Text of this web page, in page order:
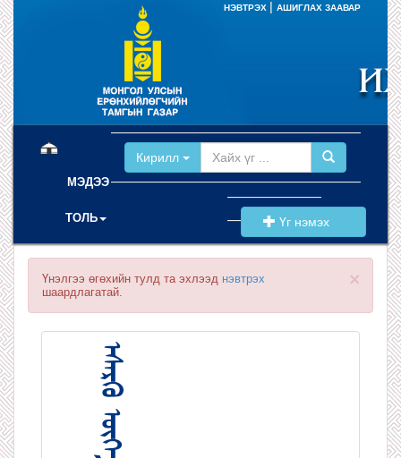
НЭВТРЭХ АШИГЛАХ ЗААВАР
МЭДЭЭ
ТОЛЬ
Кирилл
Үг нэмэх
×
Үнэлгээ өгөхийн тулд та эхлээд нэвтрэх
шаардлагатай.